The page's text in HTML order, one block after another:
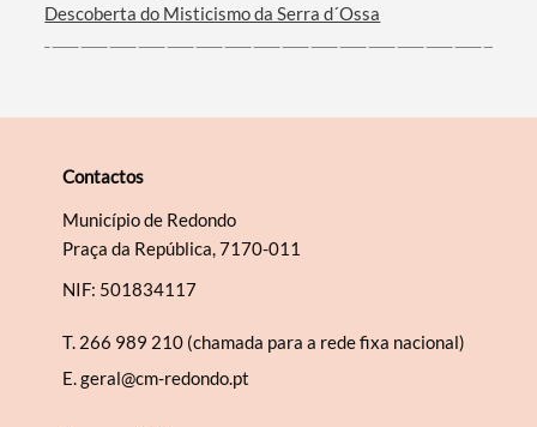
Descoberta do Misticismo da Serra d´Ossa
Contactos
Município de Redondo
Praça da República, 7170-011
NIF: 501834117
T. 266 989 210 (chamada para a rede fixa nacional)
E.geral@cm-redondo.pt